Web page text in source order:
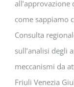
all’approvazione
come sappiamo
Consulta
sull’analisi degli
meccanismi da
Friuli Venezia